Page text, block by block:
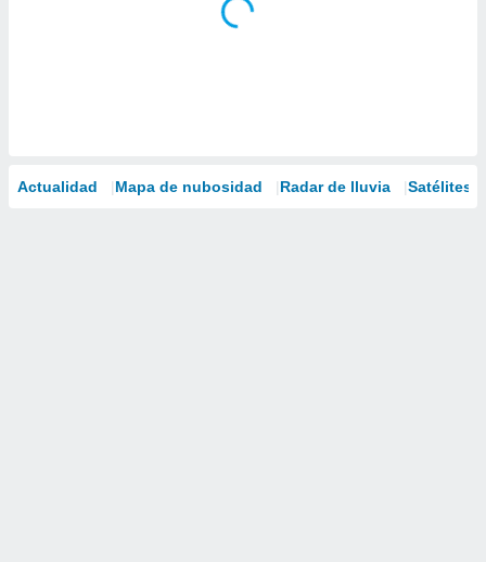
Actualidad Mapa de nubosidad Radar de lluvia Satélites